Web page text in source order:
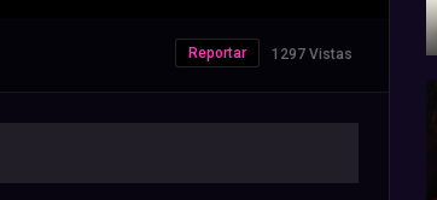
1297 Vistas
Reportar